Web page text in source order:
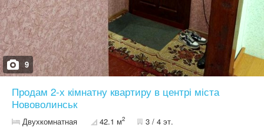
9
Продам 2-х кімнатну квартиру в центрі міста
Нововолинськ
Двухкомнатная 42.1 м2 3 / 4 эт.